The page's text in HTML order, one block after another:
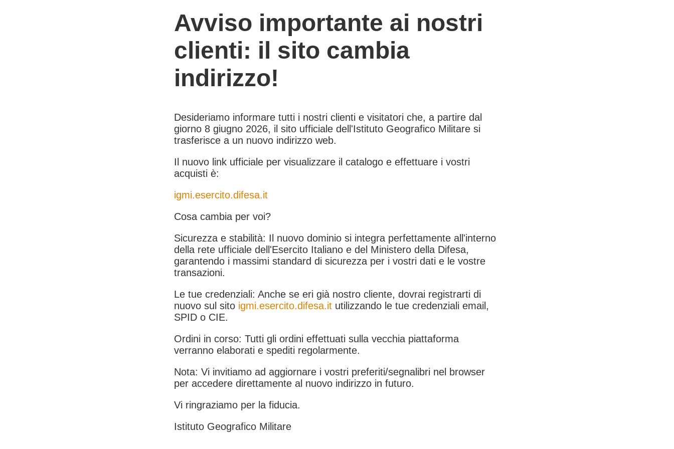
Avviso importante ai nostri
clienti: il sito cambia
indirizzo!
Desideriamo informare tutti i nostri clienti e visitatori che, a partire dal
giorno 8 giugno 2026, il sito ufficiale dell'Istituto Geografico Militare si
trasferisce a un nuovo indirizzo web.
Il nuovo link ufficiale per visualizzare il catalogo e effettuare i vostri
acquisti è:
igmi.esercito.difesa.it
Cosa cambia per voi?
Sicurezza e stabilità: Il nuovo dominio si integra perfettamente all'interno
della rete ufficiale dell'Esercito Italiano e del Ministero della Difesa,
garantendo i massimi standard di sicurezza per i vostri dati e le vostre
transazioni.
Le tue credenziali: Anche se eri già nostro cliente, dovrai registrarti di
nuovo sul sito igmi.esercito.difesa.it utilizzando le tue credenziali email,
SPID o CIE.
Ordini in corso: Tutti gli ordini effettuati sulla vecchia piattaforma
verranno elaborati e spediti regolarmente.
Nota: Vi invitiamo ad aggiornare i vostri preferiti/segnalibri nel browser
per accedere direttamente al nuovo indirizzo in futuro.
Vi ringraziamo per la fiducia.
Istituto Geografico Militare